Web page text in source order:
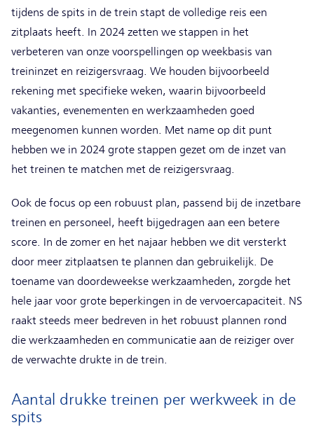
tijdens de spits in de trein stapt de volledige reis een
zitplaats heeft. In 2024 zetten we stappen in het
verbeteren van onze voorspellingen op weekbasis van
treininzet en reizigersvraag. We houden bijvoorbeeld
rekening met specifieke weken, waarin bijvoorbeeld
vakanties, evenementen en werkzaamheden goed
meegenomen kunnen worden. Met name op dit punt
hebben we in 2024 grote stappen gezet om de inzet van
het treinen te matchen met de reizigersvraag.
Ook de focus op een robuust plan, passend bij de inzetbare
treinen en personeel, heeft bijgedragen aan een betere
score. In de zomer en het najaar hebben we dit versterkt
door meer zitplaatsen te plannen dan gebruikelijk. De
toename van doordeweekse werkzaamheden, zorgde het
hele jaar voor grote beperkingen in de vervoercapaciteit. NS
raakt steeds meer bedreven in het robuust plannen rond
die werkzaamheden en communicatie aan de reiziger over
de verwachte drukte in de trein.
Aantal drukke treinen per werkweek in de
spits